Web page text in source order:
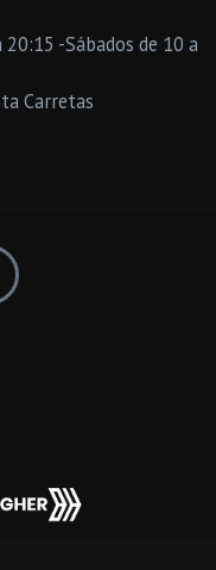
-Sábados de 10 a
Carretas